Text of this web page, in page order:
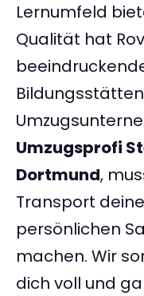
Lernumfeld
Qualität hat
Umzugsprofi
Dortmund,
Transport
persönlichen
machen. Wir
dich voll und